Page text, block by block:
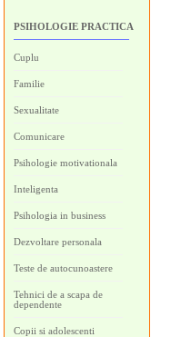
PSIHOLOGIE PRACTICA
Cuplu
Familie
Sexualitate
Comunicare
Psihologie motivationala
Inteligenta
Psihologia in business
Dezvoltare personala
Teste de autocunoastere
Tehnici de a scapa de
dependente
Copii si adolescenti